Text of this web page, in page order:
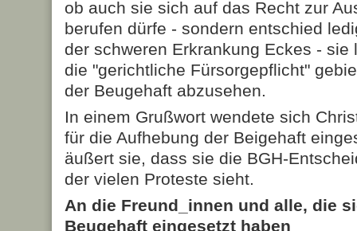
ob auch sie sich auf das Recht zur
berufen dürfe - sondern entschied
der schweren Erkrankung Eckes -
die "gerichtliche Fürsorgepflicht"
der Beugehaft abzusehen.
In einem Grußwort wendete sich
für die Aufhebung der Beigehaft
äußert sie, dass sie die BGH-
der vielen Proteste sieht.
An die Freund_innen und alle, die
Beugehaft eingesetzt haben